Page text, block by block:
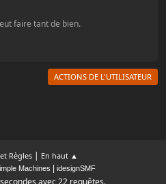
faire tant de bien.
ACTIONS DE L'UTILISATEUR
Règles| En haut ▲
Machines idesignSMF
avec 22 requêtes.